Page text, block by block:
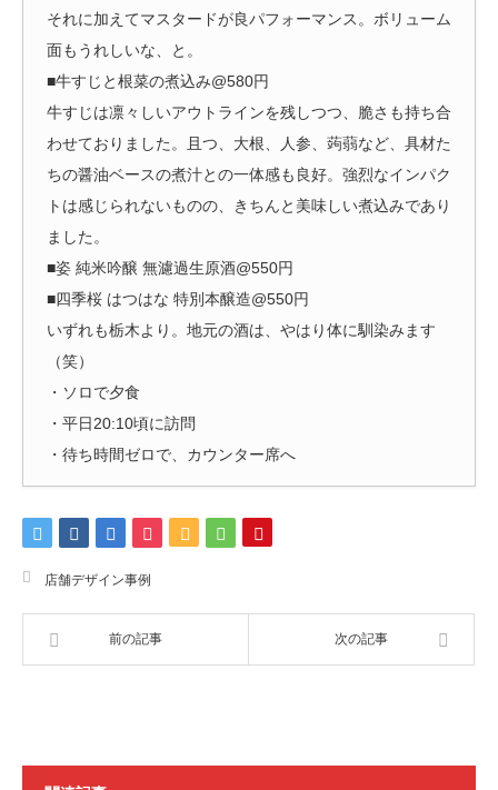
それに加えてマスタードが良パフォーマンス。ボリューム
面もうれしいな、と。
■牛すじと根菜の煮込み@580円
牛すじは凛々しいアウトラインを残しつつ、脆さも持ち合
わせておりました。且つ、大根、人参、蒟蒻など、具材た
ちの醤油ベースの煮汁との一体感も良好。強烈なインパク
トは感じられないものの、きちんと美味しい煮込みであり
ました。
■姿 純米吟醸 無濾過生原酒@550円
■四季桜 はつはな 特別本醸造@550円
いずれも栃木より。地元の酒は、やはり体に馴染みます
（笑）
・ソロで夕食
・平日20:10頃に訪問
・待ち時間ゼロで、カウンター席へ
店舗デザイン事例
前の記事 次の記事
お問い合わせ デザイン・設計・開業のご相談